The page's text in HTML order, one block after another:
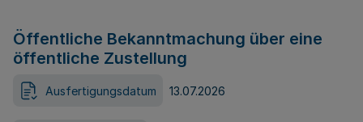
Öffentliche Bekanntmachung über eine
öffentliche Zustellung
Ausfertigungsdatum 13.07.2026